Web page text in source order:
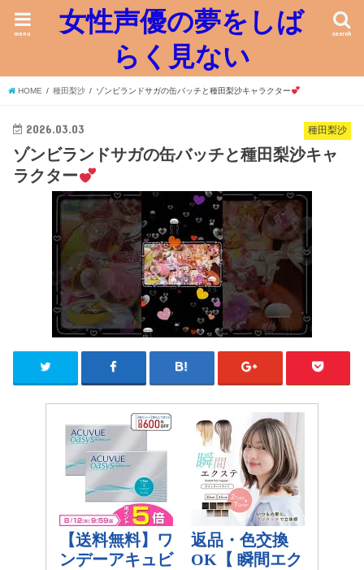
女性声優の夢をしば
らく見ない
search
menu
HOME 種田梨沙 ゾンビランドサガの缶バッチと種田梨沙キャラクター
種田梨沙
2026.03.03
ゾンビランドサガの缶バッチと種田梨沙キャ
ラクター